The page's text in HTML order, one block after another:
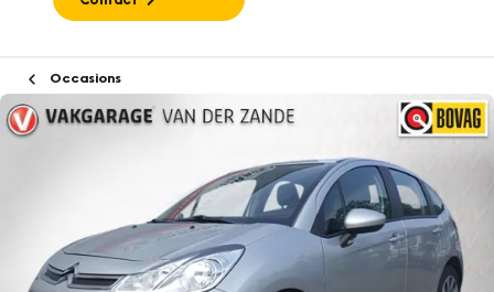
Occasions